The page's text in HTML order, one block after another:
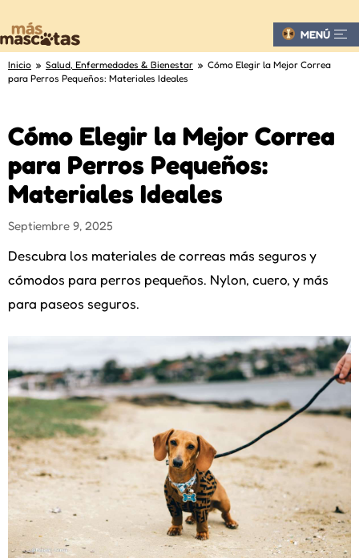
MENÚ
Inicio » Salud, Enfermedades & Bienestar » Cómo Elegir la Mejor Correa
para Perros Pequeños: Materiales Ideales
Cómo Elegir la Mejor Correa
para Perros Pequeños:
Materiales Ideales
Septiembre 9, 2025
Descubra los materiales de correas más seguros y
cómodos para perros pequeños. Nylon, cuero, y más
para paseos seguros.